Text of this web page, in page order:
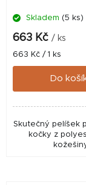
Skladem (5 ks)
663 Kč / ks
Měrná
cena:
663 Kč / 1 ks
Do
Skutečný pelíšek
kočky z